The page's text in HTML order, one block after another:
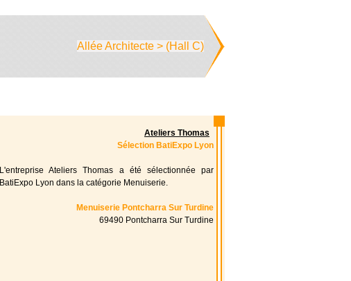
Allée Architecte > (Hall C)
Ateliers Thomas
Sélection BatiExpo Lyon
L'entreprise Ateliers Thomas a été sélectionnée par
BatiExpo Lyon dans la catégorie Menuiserie.
Menuiserie Pontcharra Sur Turdine
69490 Pontcharra Sur Turdine